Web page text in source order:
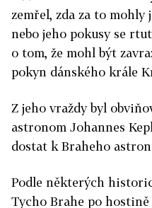
zemřel, zda za to mohly
nebo jeho pokusy se
o tom, že mohl být
pokyn dánského krále
Z jeho vraždy byl
astronom Johannes
dostat k Braheho
Podle některých
Tycho Brahe po hostině